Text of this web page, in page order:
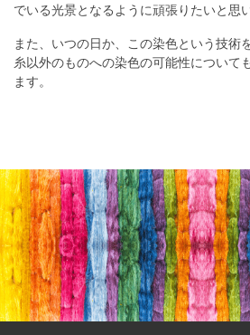
でいる光景となるように頑張りたいと思
また、いつの日か、この染色という技術
糸以外のものへの染色の可能性について
ます。